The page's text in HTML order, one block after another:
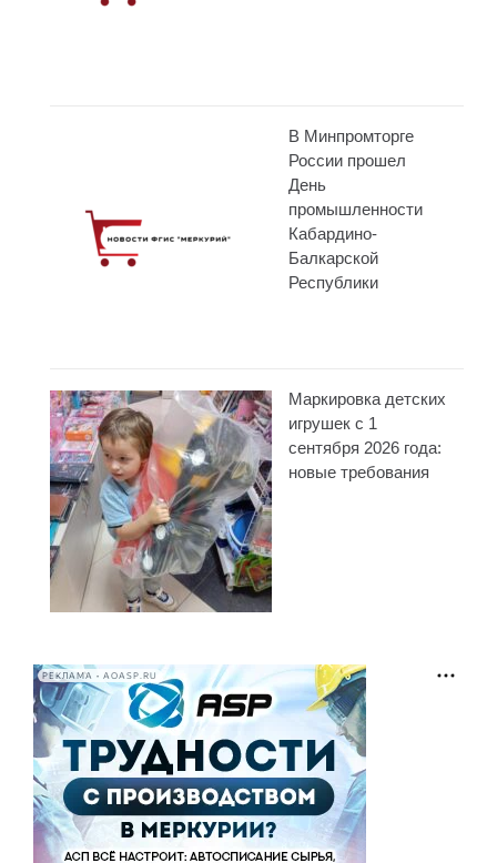
В Минпромторге
России прошел
День
промышленности
Кабардино-
Балкарской
Республики
Маркировка детских
игрушек с 1
сентября 2026 года:
новые требования
РЕКЛАМА • AOASP.RU